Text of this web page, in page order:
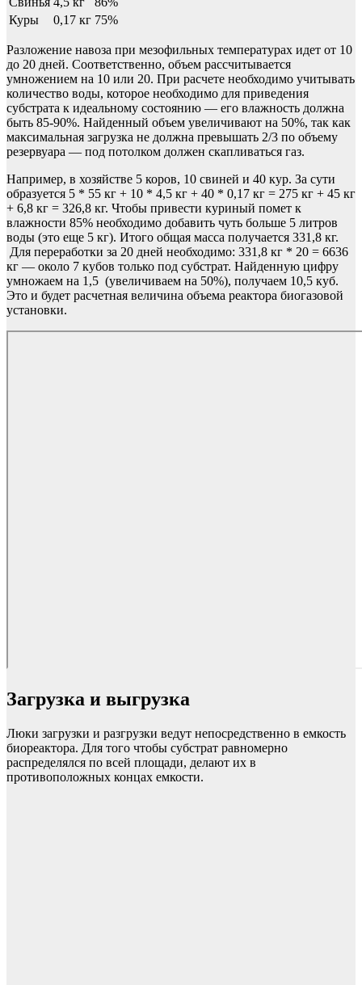
Куры
0,17 кг 75%
Разложение навоза при мезофильных температурах идет от 10
до 20 дней. Соответственно, объем рассчитывается
умножением на 10 или 20. При расчете необходимо учитывать
количество воды, которое необходимо для приведения
субстрата к идеальному состоянию — его влажность должна
быть 85-90%. Найденный объем увеличивают на 50%, так как
максимальная загрузка не должна превышать 2/3 по объему
резервуара — под потолком должен скапливаться газ.
Например, в хозяйстве 5 коров, 10 свиней и 40 кур. За сути
образуется 5 * 55 кг + 10 * 4,5 кг + 40 * 0,17 кг = 275 кг + 45 кг
+ 6,8 кг = 326,8 кг. Чтобы привести куриный помет к
влажности 85% необходимо добавить чуть больше 5 литров
воды (это еще 5 кг). Итого общая масса получается 331,8 кг.
Для переработки за 20 дней необходимо: 331,8 кг * 20 = 6636
кг — около 7 кубов только под субстрат. Найденную цифру
умножаем на 1,5 (увеличиваем на 50%), получаем 10,5 куб.
Это и будет расчетная величина объема реактора биогазовой
установки.
Загрузка и выгрузка
Люки загрузки и разгрузки ведут непосредственно в емкость
биореактора. Для того чтобы субстрат равномерно
распределялся по всей площади, делают их в
противоположных концах емкости.